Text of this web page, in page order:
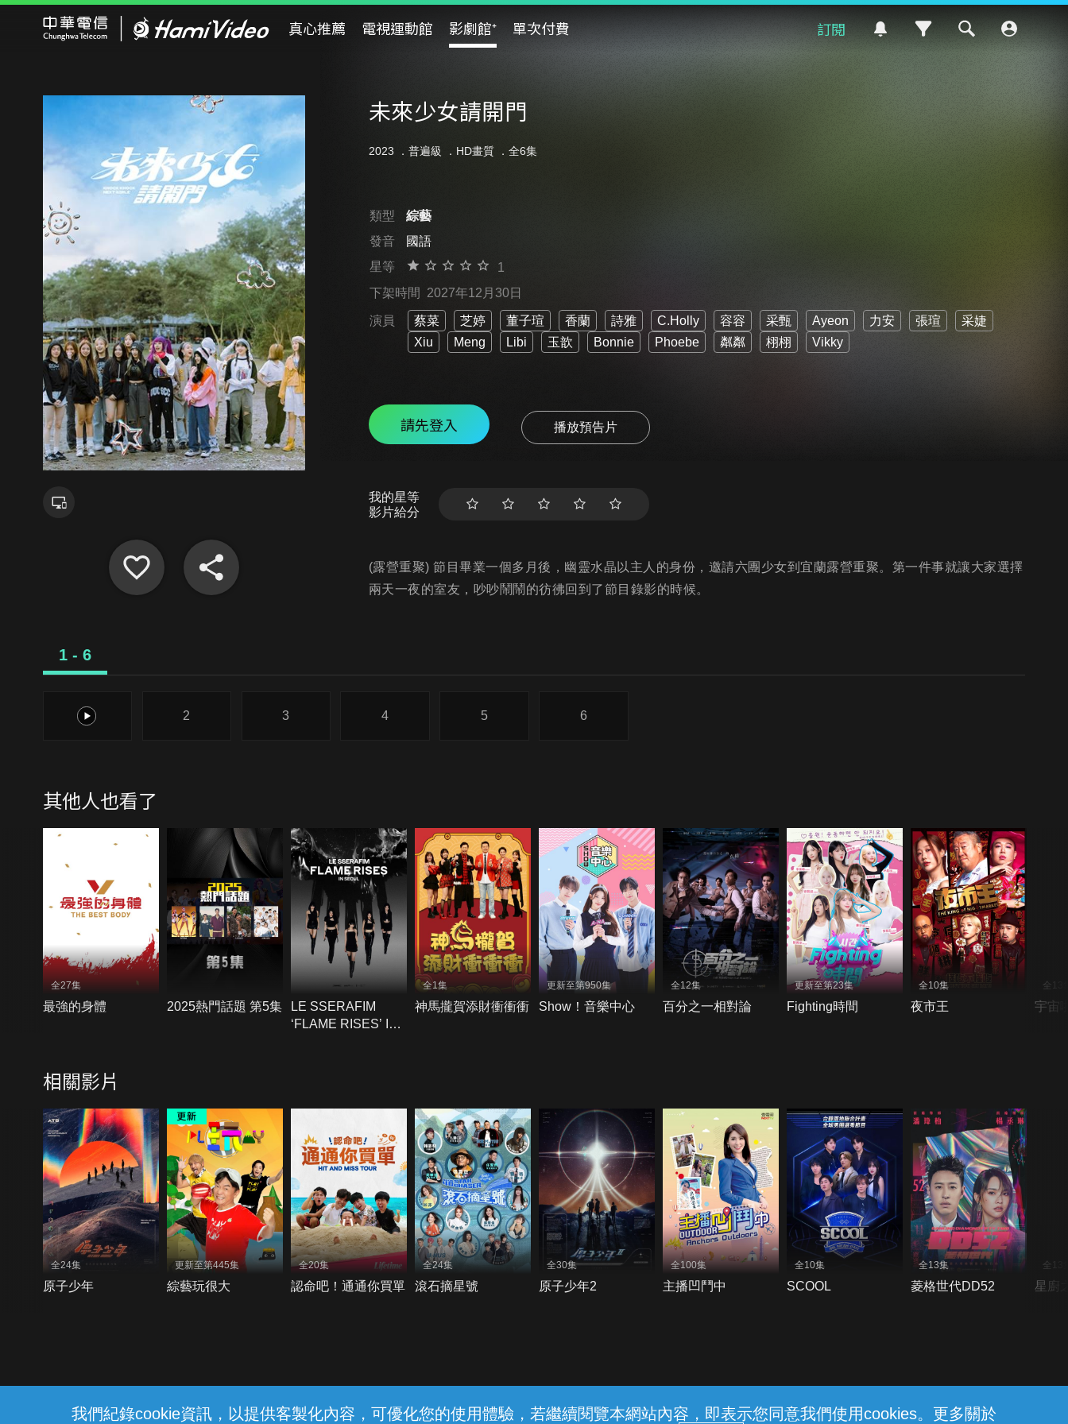
我們紀錄cookie資訊，以提供客製化內容，可優化您的使用體驗，若繼續閱覽本網站內容，即表示您同意我們使用cookies。更多關於
真心推薦 電視運動館 影劇館⁺ 單次付費 訂閱
未來少女請開門
2023 ． 普遍級 ．HD畫質 ．全6集
類型
綜藝
發音
國語
星等
1
下架時間 2027年12月30日
演員 蔡菜 芝婷 董子瑄 香蘭 詩雅 C.Holly 容容 采甄 Ayeon 力安 張瑄
采婕
Xiu
Meng Libi 玉歆 Bonnie Phoebe 粼粼 栩栩 Vikky
請先登入 播放預告片
我的星等
影片給分
(露營重聚) 節目畢業一個多月後，幽靈水晶以主人的身份，邀請六團少女到宜蘭露營重聚。第一件事就讓大家選擇
兩天一夜的室友，吵吵鬧鬧的彷彿回到了節目錄影的時候。
1 - 6
1 2 3 4 5 6
其他人也看了
全27集
最強的身體 2025熱門話題 第5集
LE SSERAFIM
‘FLAME RISES’ IN
全1集
神馬攏賀添財衝衝衝
更新至第950集
Show！音樂中心
全12集
百分之一相對論
更新至第23集
Fighting時間
全10集
夜市王
全13
宇宙
相關影片
全24集
原子少年
更新至第445集
綜藝玩很大
全20集
認命吧！通通你買單
全24集
滾石摘星號
全30集
原子少年2
全100集
主播凹鬥中
全10集
SCOOL
全13集
菱格世代DD52
全13
星廚
線上客服 服務條款 隱私權保護